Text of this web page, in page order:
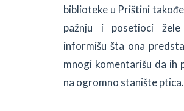
biblioteke u Prištini
pažnju i posetioci
informišu šta ona
mnogi komentarišu da ih
na ogromno stanište ptica.